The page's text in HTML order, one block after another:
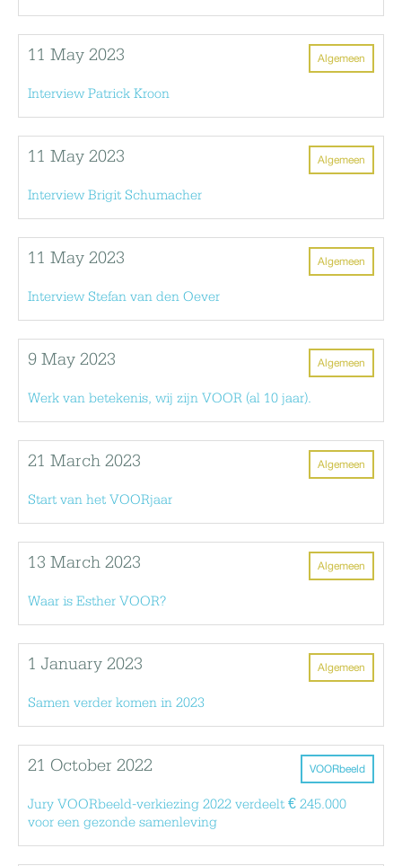
Algemeen
11 May 2023
Interview Patrick Kroon
Algemeen
11 May 2023
Interview Brigit Schumacher
Algemeen
11 May 2023
Interview Stefan van den Oever
Algemeen
9 May 2023
Werk van betekenis, wij zijn VOOR (al 10 jaar).
Algemeen
21 March 2023
Start van het VOORjaar
Algemeen
13 March 2023
Waar is Esther VOOR?
Algemeen
1 January 2023
Samen verder komen in 2023
VOORbeeld
21 October 2022
Jury VOORbeeld-verkiezing 2022 verdeelt € 245.000
voor een gezonde samenleving